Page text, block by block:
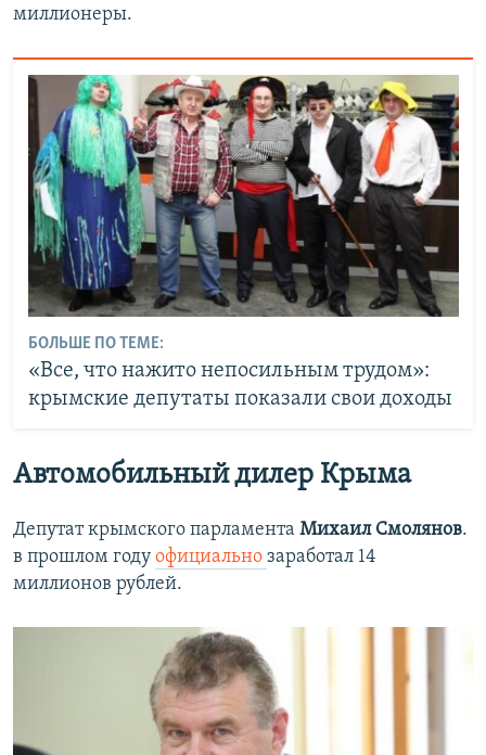
миллионеры.
БОЛЬШЕ ПО ТЕМЕ:
«Все, что нажито непосильным трудом»:
крымские депутаты показали свои доходы
Автомобильный дилер Крыма
Депутат крымского парламента Михаил Смолянов.
в прошлом году официально заработал 14
миллионов рублей.